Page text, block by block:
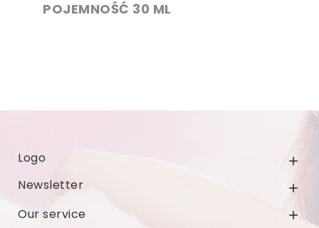
POJEMNOŚĆ 30 ML
Logo 
Newsletter 
Our service 